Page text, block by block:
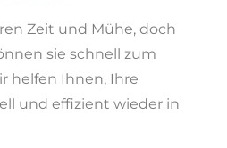
Zeit und Mühe, doch
sie schnell zum
helfen Ihnen, Ihre
und effizient wieder in